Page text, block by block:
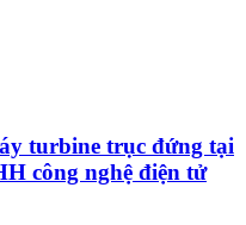
turbine trục đứng tại
công nghệ điện tử